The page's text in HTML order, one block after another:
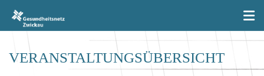
VERANSTALTUNGSÜBERSICHT